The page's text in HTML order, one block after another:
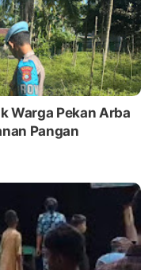
Warga Pekan Arba
Pangan